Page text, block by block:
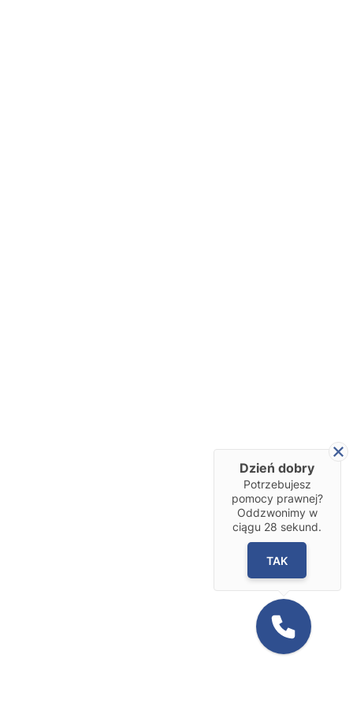
Dzień dobry
Potrzebujesz
pomocy prawnej?
Oddzwonimy w
ciągu 28 sekund.
TAK